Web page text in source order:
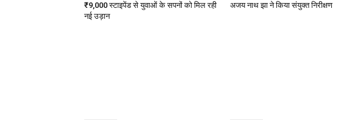
₹9,000 स्टाइपेंड से युवाओं के सपनों को मिल रही
नई उड़ान
अजय नाथ झा ने किया संयुक्त निरीक्षण